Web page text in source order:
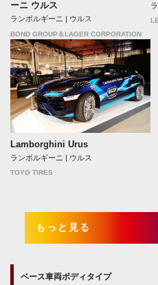
ーニ ウルス
ランボルギーニ | ウルス
BOND GROUP＆LAGER CORPORATION
Lamborghini Urus
ランボルギーニ | ウルス
TOYO TIRES
もっと見る
ベース車両ボディタイプ